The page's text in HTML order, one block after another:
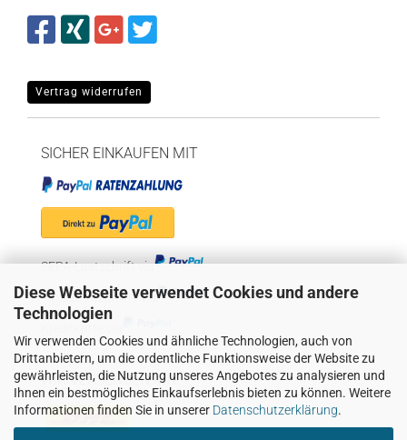
Diese Webseite verwendet Cookies und andere
Technologien
Wir verwenden Cookies und ähnliche Technologien, auch von
Drittanbietern, um die ordentliche Funktionsweise der Website zu
gewährleisten, die Nutzung unseres Angebotes zu analysieren und
Ihnen ein bestmögliches Einkaufserlebnis bieten zu können. Weitere
Informationen finden Sie in unserer Datenschutzerklärung.
Vertrag widerrufen
SICHER EINKAUFEN MIT
SEPA-Lastschrift via
"Später bezahlen" via
WIR VERSENDEN MIT